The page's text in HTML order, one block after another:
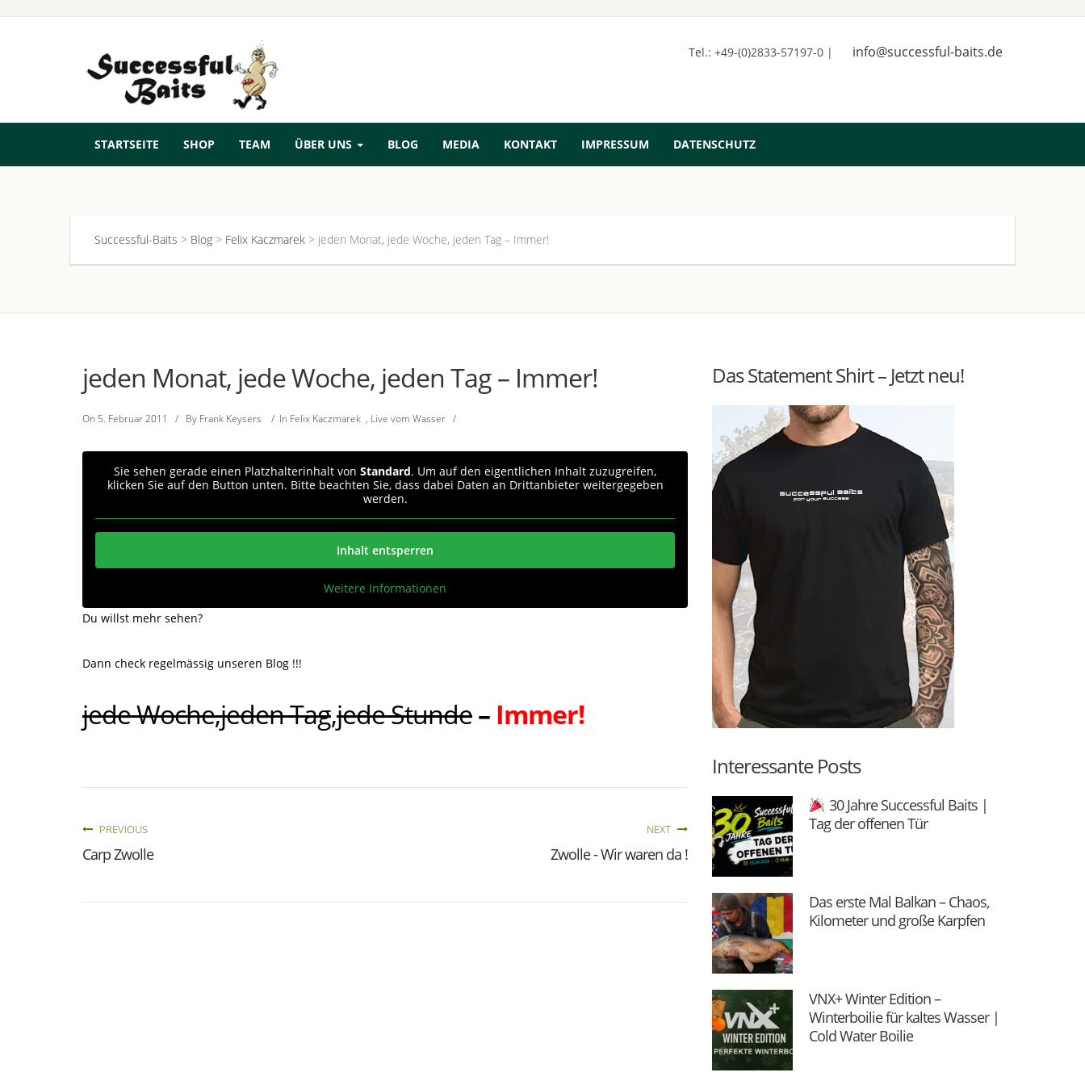
Tel.: +49-(0)2833-57197-0 | info@successful-baits.de
STARTSEITE SHOP TEAM ÜBER UNS BLOG MEDIA KONTAKT IMPRESSUM DATENSCHUTZ
Successful-Baits > Blog > Felix Kaczmarek > jeden Monat, jede Woche, jeden Tag – Immer!
jeden Monat, jede Woche, jeden Tag – Immer!
On 5. Februar 2011 / By Frank Keysers / In Felix Kaczmarek , Live vom Wasser /
Sie sehen gerade einen Platzhalterinhalt von Standard. Um auf den eigentlichen Inhalt zuzugreifen,
klicken Sie auf den Button unten. Bitte beachten Sie, dass dabei Daten an Drittanbieter weitergegeben
werden.
Inhalt entsperren
Weitere Informationen
Du willst mehr sehen?
Dann check regelmässig unseren Blog !!!
jede Woche,jeden Tag,jede Stunde– Immer!
PREVIOUS
Carp Zwolle
NEXT
Zwolle - Wir waren da !
Das Statement Shirt – Jetzt neu!
Interessante Posts
30 Jahre Successful Baits |
Tag der offenen Tür
Das erste Mal Balkan – Chaos,
Kilometer und große Karpfen
VNX+ Winter Edition –
Winterboilie für kaltes Wasser |
Cold Water Boilie